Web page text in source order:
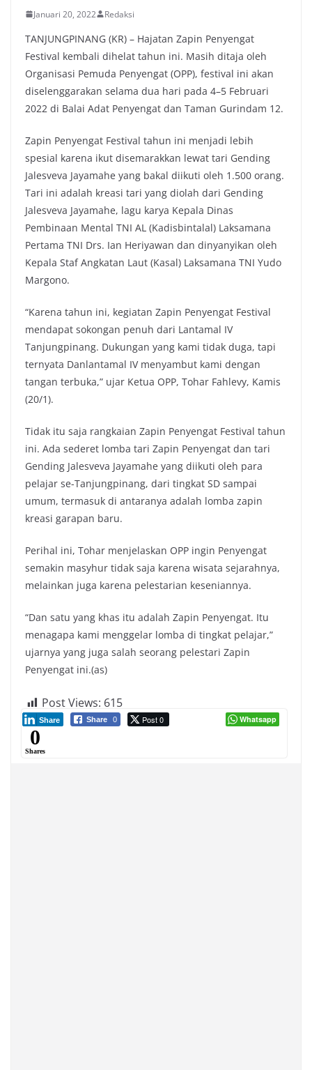
Januari 20, 2022 Redaksi
TANJUNGPINANG (KR) – Hajatan Zapin Penyengat
Festival kembali dihelat tahun ini. Masih ditaja oleh
Organisasi Pemuda Penyengat (OPP), festival ini akan
diselenggarakan selama dua hari pada 4–5 Februari
2022 di Balai Adat Penyengat dan Taman Gurindam 12.
Zapin Penyengat Festival tahun ini menjadi lebih
spesial karena ikut disemarakkan lewat tari Gending
Jalesveva Jayamahe yang bakal diikuti oleh 1.500 orang.
Tari ini adalah kreasi tari yang diolah dari Gending
Jalesveva Jayamahe, lagu karya Kepala Dinas
Pembinaan Mental TNI AL (Kadisbintalal) Laksamana
Pertama TNI Drs. Ian Heriyawan dan dinyanyikan oleh
Kepala Staf Angkatan Laut (Kasal) Laksamana TNI Yudo
Margono.
“Karena tahun ini, kegiatan Zapin Penyengat Festival
mendapat sokongan penuh dari Lantamal IV
Tanjungpinang. Dukungan yang kami tidak duga, tapi
ternyata Danlantamal IV menyambut kami dengan
tangan terbuka,” ujar Ketua OPP, Tohar Fahlevy, Kamis
(20/1).
Tidak itu saja rangkaian Zapin Penyengat Festival tahun
ini. Ada sederet lomba tari Zapin Penyengat dan tari
Gending Jalesveva Jayamahe yang diikuti oleh para
pelajar se-Tanjungpinang, dari tingkat SD sampai
umum, termasuk di antaranya adalah lomba zapin
kreasi garapan baru.
Perihal ini, Tohar menjelaskan OPP ingin Penyengat
semakin masyhur tidak saja karena wisata sejarahnya,
melainkan juga karena pelestarian keseniannya.
“Dan satu yang khas itu adalah Zapin Penyengat. Itu
menagapa kami menggelar lomba di tingkat pelajar,”
ujarnya yang juga salah seorang pelestari Zapin
Penyengat ini.(as)
Post Views: 615
Share 0 Post 0
Share Whatsapp
0
Shares